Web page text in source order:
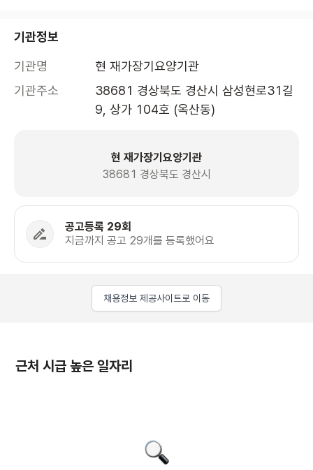
기관정보
기관명
현 재가장기요양기관
기관주소
38681 경상북도 경산시 삼성현로31길
9, 상가 104호 (옥산동)
현 재가장기요양기관
38681 경상북도 경산시
공고등록 29회
지금까지 공고 29개를 등록했어요
채용정보 제공사이트로 이동
근처 시급 높은 일자리